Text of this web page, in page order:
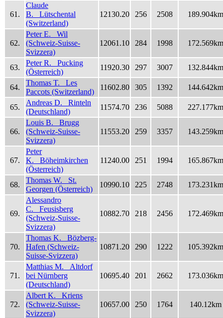
61.
Claude
B. Lütschental
(Switzerland)
12130.20 256 2508 189.904km
62.
Peter E. Wil
(Schweiz-Suisse-
Svizzera)
12061.10 284 1998 172.569km
63.
Peter R. Pucking
(Österreich)
11920.30 297 3007 132.844km
64.
Thomas T. Les
Paccots (Switzerland)
11602.80 305 1392 144.642km
65.
Andreas D. Rinteln
(Deutschland)
11574.70 236 5088 227.177km
66.
Louis B. Brugg
(Schweiz-Suisse-
Svizzera)
11553.20 259 3357 143.259km
67.
Peter
K. Böheimkirchen
(Österreich)
11240.00 251 1994 165.867km
68.
Thomas W. St.
Georgen (Österreich)
10990.10 225 2748 173.231km
69.
Alessandro
C. Feusisberg
(Schweiz-Suisse-
Svizzera)
10882.70 218 2456 172.469km
70.
Thomas K. Bözberg-
Hafen (Schweiz-
Suisse-Svizzera)
10871.20 290 1222 105.392km
71.
Matthias M. Altdorf
bei Nürnberg
(Deutschland)
10695.40 201 2662 173.036km
72.
Albert K. Kriens
(Schweiz-Suisse-
Svizzera)
10657.00 250 1764 140.12km